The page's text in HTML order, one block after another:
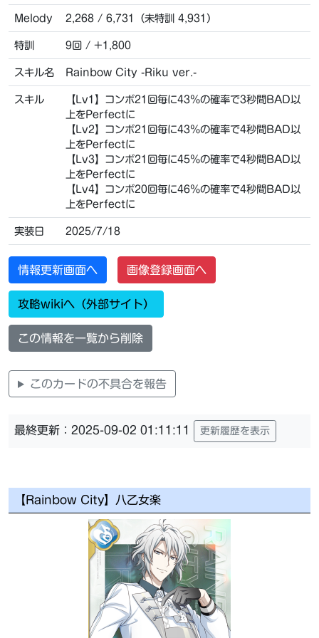
Melody 2,268 / 6,731（未特訓 4,931）
特訓 9回 / +1,800
スキル名 Rainbow City -Riku ver.-
スキル
【Lv1】コンボ21回毎に43％の確率で3秒間BAD以
上をPerfectに
【Lv2】コンボ21回毎に43％の確率で4秒間BAD以
上をPerfectに
【Lv3】コンボ21回毎に45％の確率で4秒間BAD以
上をPerfectに
【Lv4】コンボ20回毎に46％の確率で4秒間BAD以
上をPerfectに
実装日 2025/7/18
情報更新画面へ 画像登録画面へ
攻略wikiへ（外部サイト）
この情報を一覧から削除
このカードの不具合を報告
最終更新：2025-09-02 01:11:11 更新履歴を表示
【Rainbow City】八乙女楽